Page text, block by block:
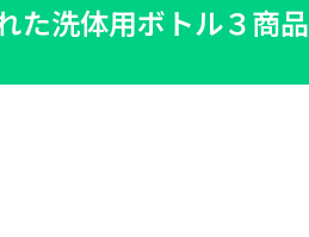
た洗体用ボトル３商品